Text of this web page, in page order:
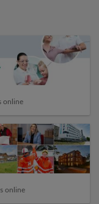
online
online